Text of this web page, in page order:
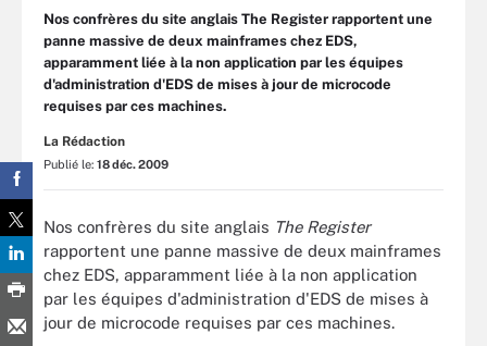
Nos confrères du site anglais The Register rapportent une
panne massive de deux mainframes chez EDS,
apparamment liée à la non application par les équipes
d'administration d'EDS de mises à jour de microcode
requises par ces machines.
La Rédaction
Publié le: 18 déc. 2009
Nos confrères du site anglais The Register
rapportent une panne massive de deux mainframes
chez EDS, apparamment liée à la non application
par les équipes d'administration d'EDS de mises à
jour de microcode requises par ces machines.